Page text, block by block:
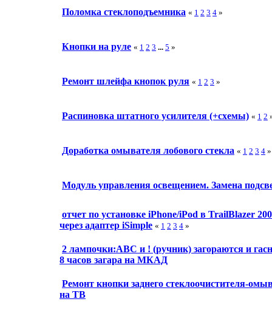
Поломка стеклоподъемника « 1 2 3 4 »
Кнопки на руле « 1 2 3 ... 5 »
Ремонт шлейфа кнопок руля « 1 2 3 »
Распиновка штатного усилителя (+схемы) « 1 2
Доработка омывателя лобового стекла « 1 2 3 4 »
Модуль управления освещением. Замена
отчет по установке iPhone/iPod в TrailBlazer
через адаптер iSimple « 1 2 3 4 »
2 лампочки:АВС и ! (ручник) загораются и
8 часов загара на МКАД
Ремонт кнопки заднего стеклоочистителя-
на ТВ